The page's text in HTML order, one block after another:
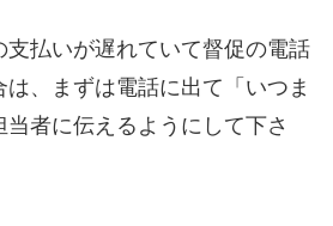
支払いが遅れていて督促の電話
、まずは電話に出て「いつま
者に伝えるようにして下さ